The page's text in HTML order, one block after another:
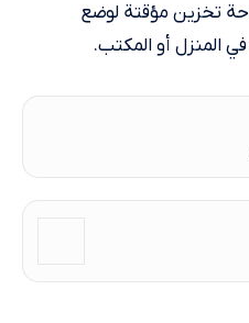
تخزين مؤقتة لوضع
المنزل أو المكتب.